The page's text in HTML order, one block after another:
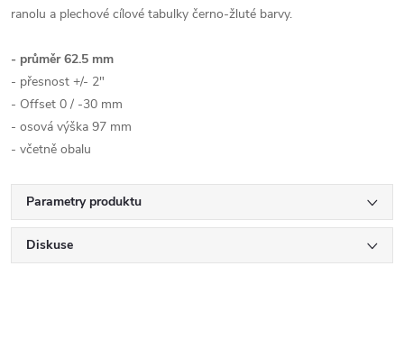
ranolu a plechové cílové tabulky černo-žluté barvy.
- průměr 62.5 mm
- přesnost +/- 2"
- Offset 0 / -30 mm
- osová výška 97 mm
- včetně obalu
Parametry produktu
Diskuse